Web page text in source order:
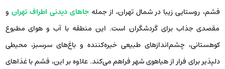
فشم، روستایی زیبا در شمال تهران، از جملهجاهای دیدنی اطراف تهران و
مقصدی جذاب برای گردشگران است. این منطقه با آب و هوای مطبوع
کوهستانی، چشم‌اندازهای طبیعی خیره‌کننده و باغ‌های سرسبز، محیطی
دلپذیر برای فرار از هیاهوی شهر فراهم می‌کند. علاوه بر این، فشم با غذاهای